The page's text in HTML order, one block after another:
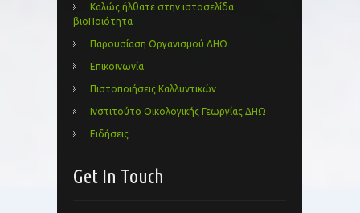
Καλώς ήλθατε στην ιστοσελίδα
βιοΠοιότητα
Παρουσίαση Οργανισμού ΔΗΩ
Επικοινωνία
Πιστοποιήσεις Καλλυντικών
Ινστιτούτο Οικολογικής Γεωργίας ΔΗΩ
Ειδήσεις
Get In Touch